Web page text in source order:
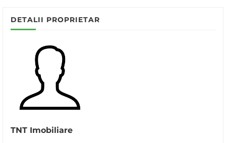
DETALII PROPRIETAR
TNT Imobiliare